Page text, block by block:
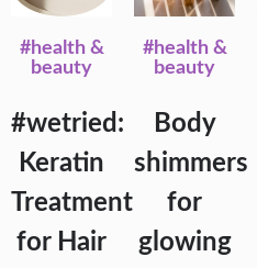
#health &
beauty
#wetried:
Keratin
Treatment
for Hair
#health &
beauty
Body
shimmers
for
glowing